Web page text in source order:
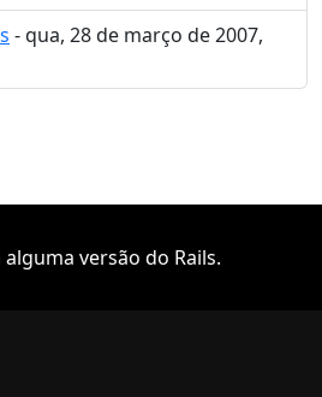
- qua, 28 de março de 2007,
versão do Rails.